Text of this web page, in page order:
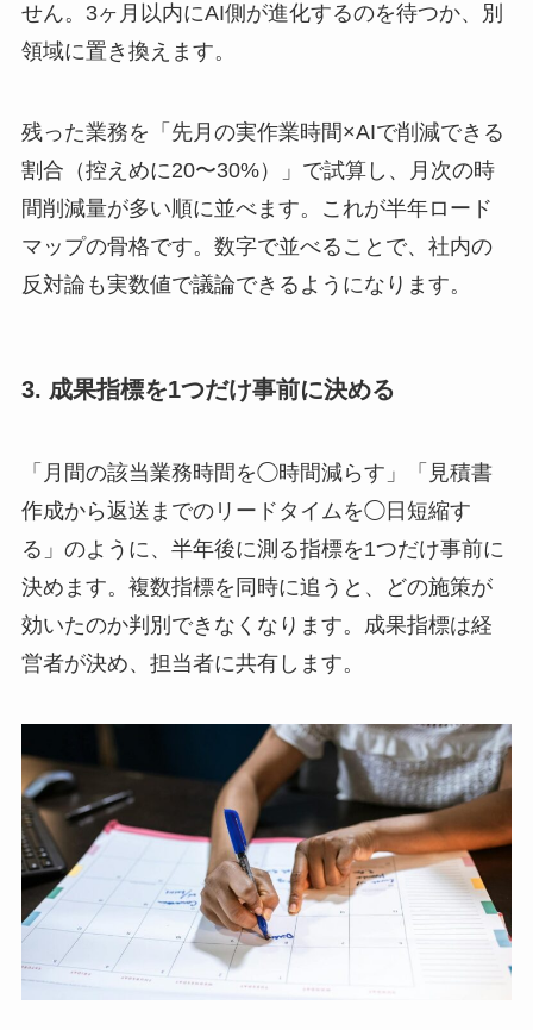
せん。3ヶ月以内にAI側が進化するのを待つか、別
領域に置き換えます。
残った業務を「先月の実作業時間×AIで削減できる
割合（控えめに20〜30%）」で試算し、月次の時
間削減量が多い順に並べます。これが半年ロード
マップの骨格です。数字で並べることで、社内の
反対論も実数値で議論できるようになります。
3. 成果指標を1つだけ事前に決める
「月間の該当業務時間を◯時間減らす」「見積書
作成から返送までのリードタイムを◯日短縮す
る」のように、半年後に測る指標を1つだけ事前に
決めます。複数指標を同時に追うと、どの施策が
効いたのか判別できなくなります。成果指標は経
営者が決め、担当者に共有します。